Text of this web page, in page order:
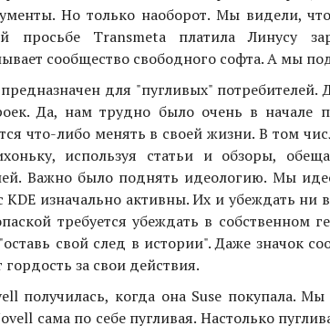
Но только наоборот. Мы видели,
просьбе Transmeta платила Линусу
сообщество свободного софта. А мы
для "пугливых"
Да, нам трудно было очень в начале
что-либо менять в своей жизни. В том
используя статьи и обзоры,
Важно было поднять идеологию. Мы
KDE изначально активны. Их и убеждать
требуется убеждать в
свой след в истории". Даже значок
гордость за свои действия.
получилась, когда она Suse покупала.
сама по себе пугливая. Настолько